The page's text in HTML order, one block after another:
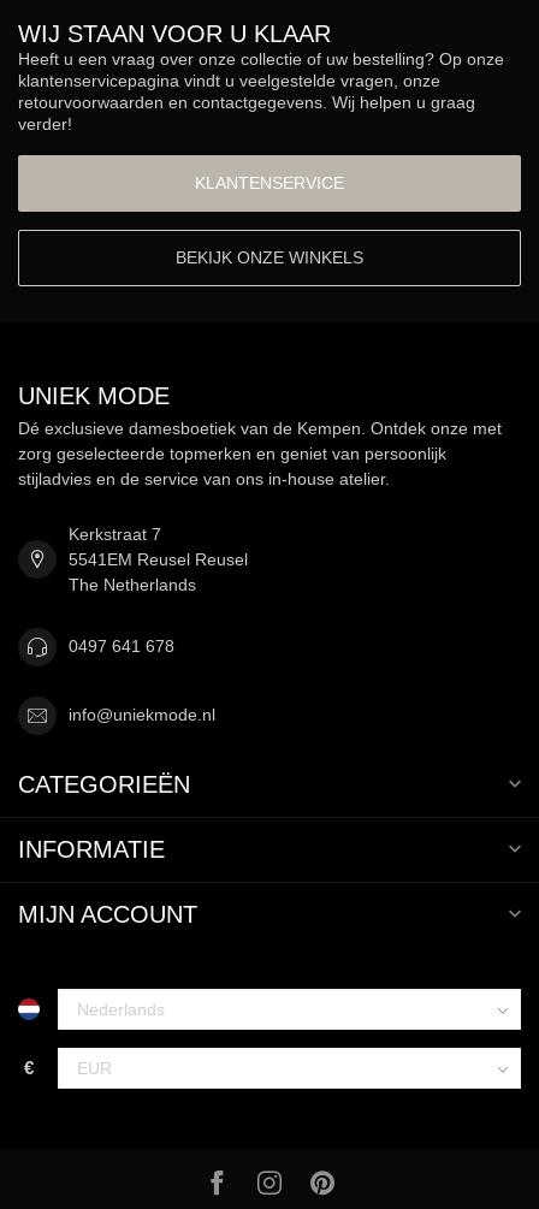
WIJ STAAN VOOR U KLAAR
Heeft u een vraag over onze collectie of uw bestelling? Op onze
klantenservicepagina vindt u veelgestelde vragen, onze
retourvoorwaarden en contactgegevens. Wij helpen u graag
verder!
KLANTENSERVICE
BEKIJK ONZE WINKELS
UNIEK MODE
Dé exclusieve damesboetiek van de Kempen. Ontdek onze met
zorg geselecteerde topmerken en geniet van persoonlijk
stijladvies en de service van ons in-house atelier.
Kerkstraat 7
5541EM Reusel Reusel
The Netherlands
0497 641 678
info@uniekmode.nl
CATEGORIEËN
INFORMATIE
MIJN ACCOUNT
€